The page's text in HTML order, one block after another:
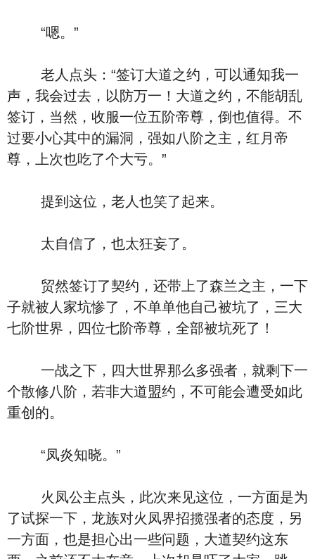
“嗯。”
老人点头：“签订大道之约，可以通知我一
声，我会过去，以防万一！大道之约，不能胡乱
签订，当然，收服一位五阶帝尊，倒也值得。不
过要小心其中的漏洞，强如八阶之主，红月帝
尊，上次也吃了个大亏。”
提到这位，老人也笑了起来。
太自信了，也太狂妄了。
贸然签订了契约，还带上了森兰之主，一下
子就被人家坑惨了，不单单他自己被坑了，三大
七阶世界，四位七阶帝尊，全部被坑死了！
一战之下，四大世界那么多强者，就剩下一
个散修八阶，若非大道盟约，不可能会遭受如此
重创的。
“凤炎知晓。”
火凤公主点头，此次来见这位，一方面是为
了试探一下，龙族对火凤界招揽强者的态度，另
一方面，也是担心出一些问题，大道契约这东